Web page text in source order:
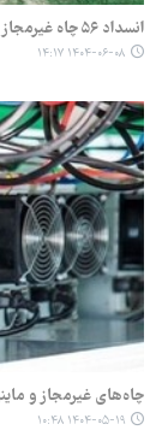
انسداد ۵۶ چاه غیرمجاز در تربت حیدریه
۱۴۰۴-۰۶-۰۸ ۱۴:۱۷
چاه‌های غیرمجاز و
۱۴۰۴-۰۵-۱۹ ۱۰:۴۸